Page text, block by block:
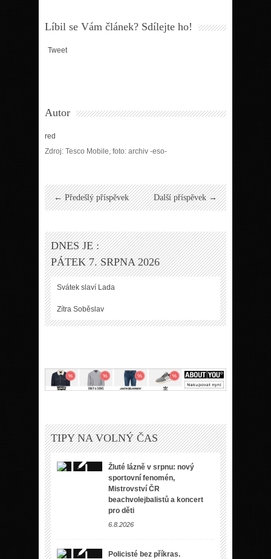
Líbil se Vám článek? Sdílejte ho!
Tweet
Autor
red
Zdroj: Tesco Mobile, foto: archiv -eso-
← Předešlý příspěvek Další příspěvek →
DNES JE :
PÁTEK 7. SRPNA 2026
Svátek slaví Lada
Zítra Soběslav
TIPY NA VOLNÝ ČAS
Žluté lázně v srpnu: nový
sportovní fenomén,
Mistrovství ČR
beachvolejbalistů a koncert
pro děti
6.8.2026
Policisté bez příkras.